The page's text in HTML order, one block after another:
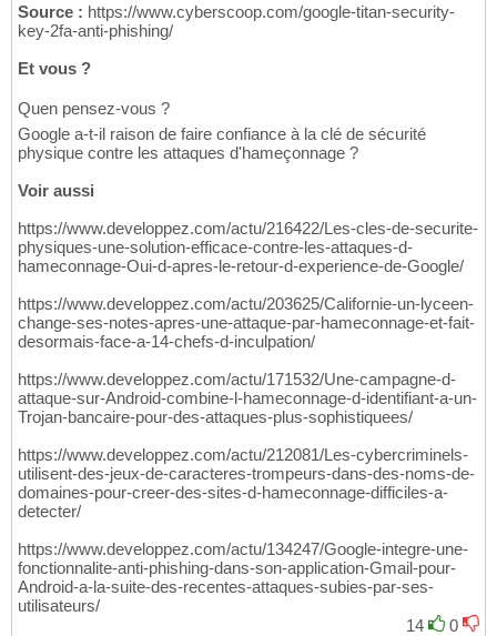
Source : https://www.cyberscoop.com/google-titan-security-
key-2fa-anti-phishing/
Et vous ?
Quen pensez-vous ?
Google a-t-il raison de faire confiance à la clé de sécurité
physique contre les attaques d'hameçonnage ?
Voir aussi
https://www.developpez.com/actu/216422/Les-cles-de-securite-
physiques-une-solution-efficace-contre-les-attaques-d-
hameconnage-Oui-d-apres-le-retour-d-experience-de-Google/
https://www.developpez.com/actu/203625/Californie-un-lyceen-
change-ses-notes-apres-une-attaque-par-hameconnage-et-fait-
desormais-face-a-14-chefs-d-inculpation/
https://www.developpez.com/actu/171532/Une-campagne-d-
attaque-sur-Android-combine-l-hameconnage-d-identifiant-a-un-
Trojan-bancaire-pour-des-attaques-plus-sophistiquees/
https://www.developpez.com/actu/212081/Les-cybercriminels-
utilisent-des-jeux-de-caracteres-trompeurs-dans-des-noms-de-
domaines-pour-creer-des-sites-d-hameconnage-difficiles-a-
detecter/
https://www.developpez.com/actu/134247/Google-integre-une-
fonctionnalite-anti-phishing-dans-son-application-Gmail-pour-
Android-a-la-suite-des-recentes-attaques-subies-par-ses-
utilisateurs/
14
0